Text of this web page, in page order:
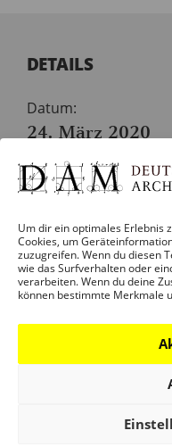
Um dir ein optimales Erlebnis
Cookies, um
zuzugreifen. Wenn du diesen
wie das Surfverhalten oder
verarbeiten. Wenn du deine
können bestimmte Merkmale
DETAILS
Datum:
24. März 2020
Zeit:
19:00 – 21:00
Eintritt:
€5
Veranstaltung-Tags: